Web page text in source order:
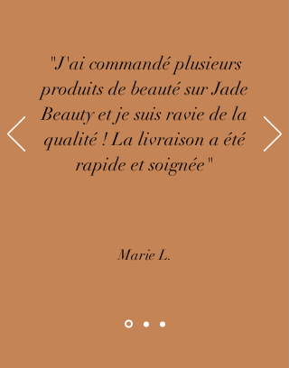
"J'ai commandé plusieurs
produits de beauté sur Jade
Beauty et je suis ravie de la
qualité ! La livraison a été
rapide et soignée"
Marie L.